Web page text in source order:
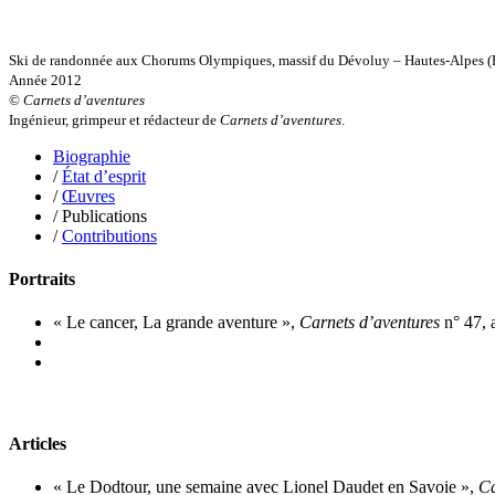
Neyret Pierre
Nicolas Philippe
Niveau Stéphane
Nobili Johanna
Nodet Mariette
Nodet Philippe
Ollivier-Henry Jocelyne
Olmedo Éric
Pavie Auguste
Poncins Gontran de
Ski de randonnée aux Chorums Olympiques, massif du Dévoluy – Hautes-Alpes
Année 2012
© Carnets d’aventures
Ingénieur, grimpeur et rédacteur de Carnets d’aventures
Biographie
/État d’esprit
/Œuvres
/ Publications
/Contributions
Portraits
« Le cancer, La grande aventure », Carnets d’aventures n° 47,
Articles
« Le Dodtour, une semaine avec Lionel Daudet en Savoie »,